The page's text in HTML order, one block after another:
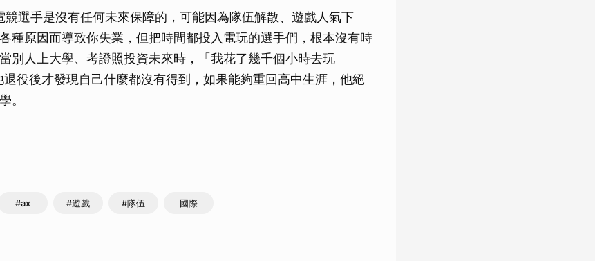
競選手是沒有任何未來保障的，可能因為隊伍解散、遊戲人氣下
種原因而導致你失業，但把時間都投入電玩的選手們，根本沒有時
別人上大學、考證照投資未來時，「我花了幾千個小時去玩
退役後才發現自己什麼都沒有得到，如果能夠重回高中生涯，他絕
。
#ax #遊戲 #隊伍 國際